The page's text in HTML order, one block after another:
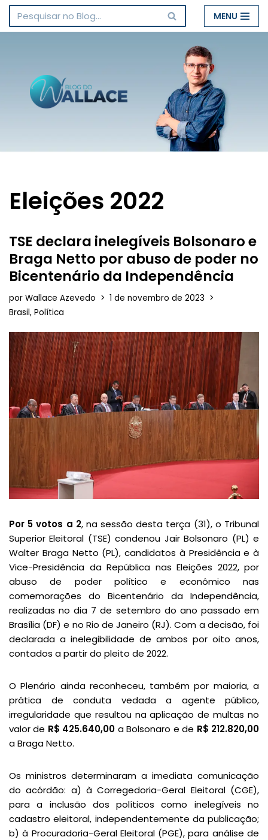
Pular
conteúdo
MENU
Eleições 2022
TSE declara inelegíveis Bolsonaro e
Braga Netto por abuso de poder no
Bicentenário da Independência
por Wallace Azevedo
1 de novembro de 2023
Brasil, Política
Por 5 votos a 2, na sessão desta terça (31), o Tribunal
Superior Eleitoral (TSE) condenou Jair Bolsonaro (PL) e
Walter Braga Netto (PL), candidatos à Presidência e à
Vice-Presidência da República nas Eleições 2022, por
abuso de poder político e econômico nas
comemorações do Bicentenário da Independência,
realizadas no dia 7 de setembro do ano passado em
Brasília (DF) e no Rio de Janeiro (RJ). Com a decisão, foi
declarada a inelegibilidade de ambos por oito anos,
contados a partir do pleito de 2022.
O Plenário ainda reconheceu, também por maioria, a
prática de conduta vedada a agente público,
irregularidade que resultou na aplicação de multas no
valor de R$ 425.640,00 a Bolsonaro e de R$ 212.820,00
a Braga Netto.
Os ministros determinaram a imediata comunicação
do acórdão: a) à Corregedoria-Geral Eleitoral (CGE),
para a inclusão dos políticos como inelegíveis no
cadastro eleitoral, independentemente da publicação;
b) à Procuradoria-Geral Eleitoral (PGE), para análise de